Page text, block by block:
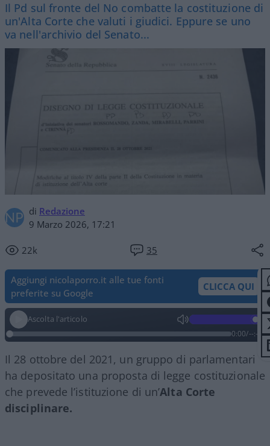
Il Pd sul fronte del No combatte la costituzione di
un'Alta Corte che valuti i giudici. Eppure se uno
va nell'archivio del Senato...
di Redazione
9 Marzo 2026, 17:21
22k 35
Aggiungi nicolaporro.it alle tue fonti
preferite su Google
CLICCA QUI
Ascolta l'articolo
0:00/--:--
Il 28 ottobre del 2021, un gruppo di parlamentari
ha depositato una proposta di legge costituzionale
che prevede l’istituzione di un’Alta Corte
disciplinare.